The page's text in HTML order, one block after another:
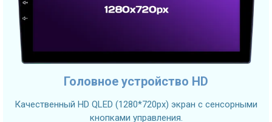
Головное устройство HD
Качественный HD QLED (1280*720px) экран с сенсорными
кнопками управления.